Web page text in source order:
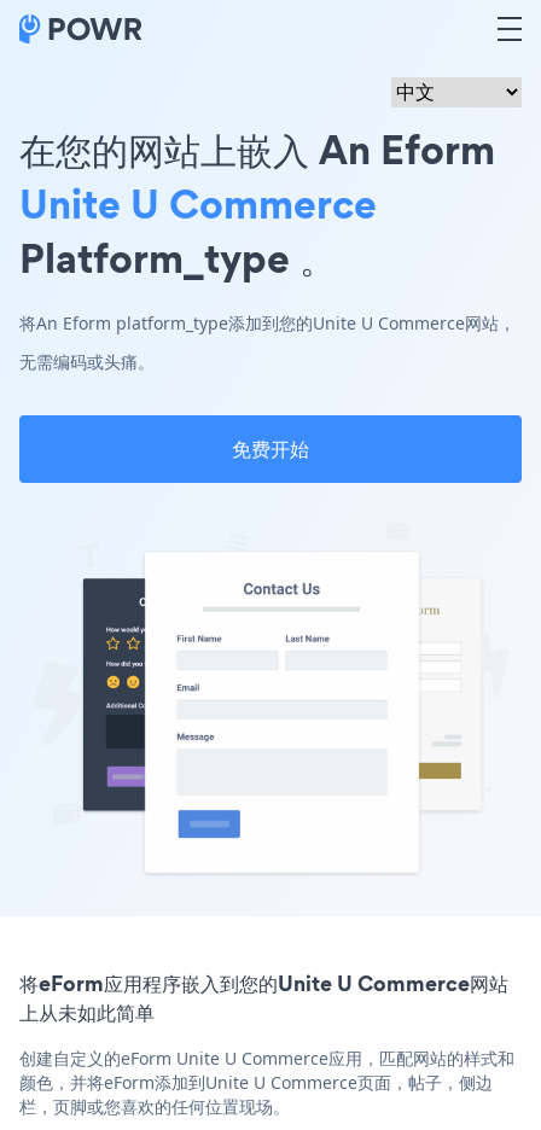
在您的网站上嵌入 An Eform
Unite U Commerce
Platform_type 。
将An Eform platform_type添加到您的Unite U Commerce网站，
无需编码或头痛。
免费开始
将eForm应用程序嵌入到您的Unite U Commerce网站
上从未如此简单
创建自定义的eForm Unite U Commerce应用，匹配网站的样式和
颜色，并将eForm添加到Unite U Commerce页面，帖子，侧边
栏，页脚或您喜欢的任何位置现场。